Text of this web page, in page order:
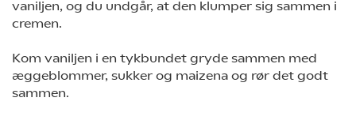
vaniljen, og du undgår, at den klumper sig sammen i
cremen.
Kom vaniljen i en tykbundet gryde sammen med
æggeblommer, sukker og maizena og rør det godt
sammen.